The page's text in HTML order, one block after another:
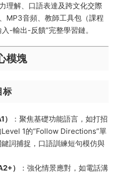
理解、口語表達及跨文化交際
MP3音頻、教師工具包（課程
-輸出-反饋”完整學習鏈。
模塊
标
：聚焦基礎功能語言，如打招
1的“Follow Directions”單
詞捕捉，口語訓練短句模仿與
）
：強化情景應對，如電話溝